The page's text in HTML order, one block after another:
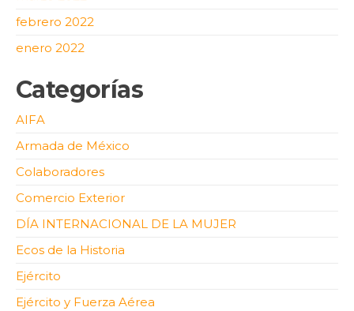
febrero 2022
enero 2022
Categorías
AIFA
Armada de México
Colaboradores
Comercio Exterior
DÍA INTERNACIONAL DE LA MUJER
Ecos de la Historia
Ejército
Ejército y Fuerza Aérea